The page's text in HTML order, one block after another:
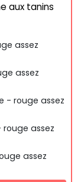
aux tanins
assez
assez
- rouge assez
assez
assez